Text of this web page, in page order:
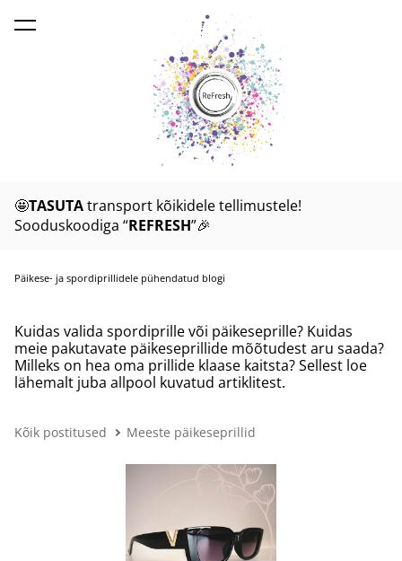
lisati ostukorvi. Vaata ostukorvi
🤩TASUTAtransport kõikidele tellimustele!
Sooduskoodiga “REFRESH”🎉
Päikese- ja spordiprillidele pühendatud blogi
Kuidas valida spordiprille või päikeseprille? Kuidas
meie pakutavate päikeseprillide mõõtudest aru saada?
Milleks on hea oma prillide klaase kaitsta? Sellest loe
lähemalt juba allpool kuvatud artiklitest.
Kõik postitused Meeste päikeseprillid